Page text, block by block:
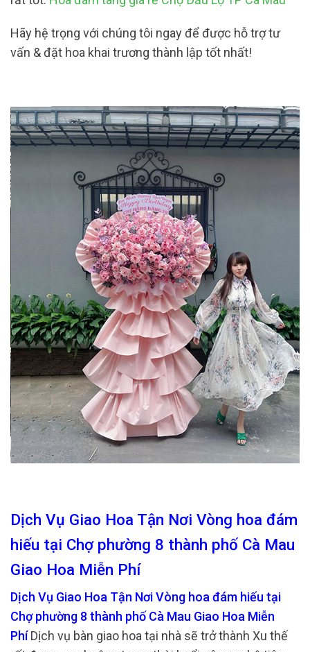
Hãy hệ trọng với chúng tôi ngay để được hỗ trợ tư
vấn & đặt hoa khai trương thành lập tốt nhất!
Dịch Vụ Giao Hoa Tận Nơi Vòng hoa đám
hiếu tại Chợ phường 8 thành phố Cà Mau
Giao Hoa Miễn Phí
Dịch Vụ Giao Hoa Tận Nơi Vòng hoa đám hiếu tại
Chợ phường 8 thành phố Cà Mau Giao Hoa Miễn
PhíDịch vụ bàn giao hoa tại nhà sẽ trở thành Xu thế